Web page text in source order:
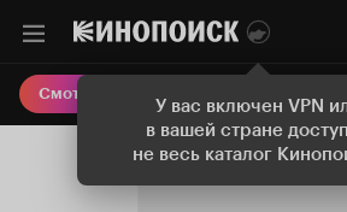
У вас включен VPN
в вашей стране
не весь каталог
Смотреть кино Онлайн-